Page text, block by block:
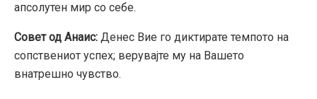
апсолутен мир со себе.
Совет од Анаис: Денес Вие го диктирате темпото на
сопствениот успех; верувајте му на Вашето
внатрешно чувство.